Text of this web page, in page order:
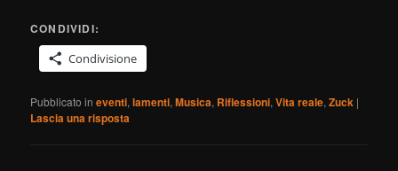
CONDIVIDI:
Condivisione
Pubblicato in eventi,lamenti,Musica, Riflessioni,Vita reale,Zuck |
Lascia una risposta